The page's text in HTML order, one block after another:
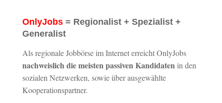
OnlyJobs = Regionalist + Spezialist +
Generalist
Als regionale Jobbörse im Internet erreicht OnlyJobs
nachweislich die meisten passiven Kandidaten in den
sozialen Netzwerken, sowie über ausgewählte
Kooperationspartner.